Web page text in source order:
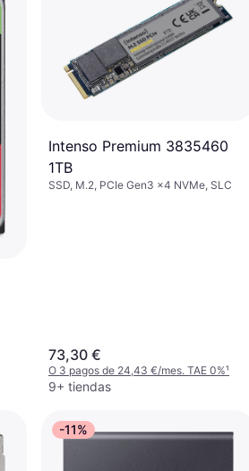
Intenso Premium 3835460
1TB
SSD, M.2, PCIe Gen3 x4 NVMe, SLC
73,30 €
O 3 pagos de 24,43 €/mes. TAE 0%¹
9+ tiendas
-11%